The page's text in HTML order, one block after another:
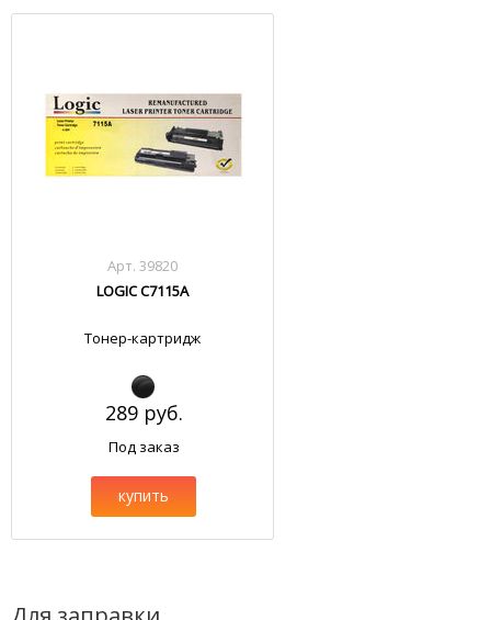
Арт. 39820
LOGIC C7115A
Тонер-картридж
289 руб.
Под заказ
купить